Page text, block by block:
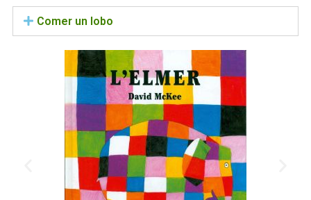
Comer un lobo